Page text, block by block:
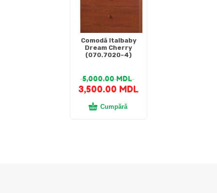
Comodă Italbaby
Dream Cherry
(070.7020-4)
5,000.00MDL
3,500.00 MDL
Cumpără